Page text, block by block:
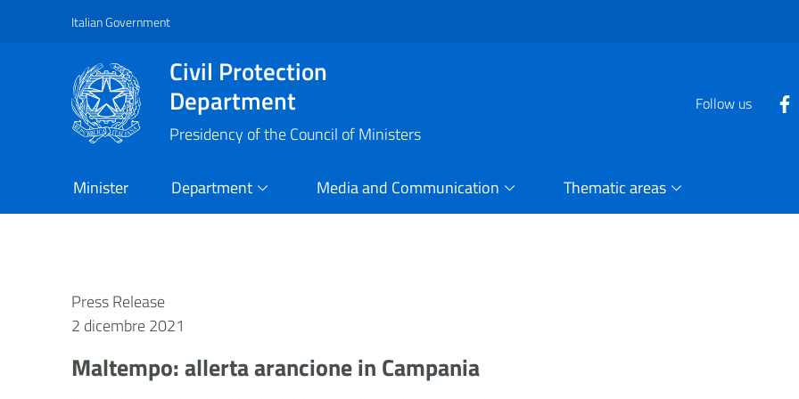
Vai al contenuto principale
Raggiungi il piè di pagina
Italian Government
Civil Protection
Department
Presidency of the Council of Ministers
Follow us
Minister Department Media and Communication Thematic areas
Press Release
2 dicembre 2021
Maltempo: allerta arancione in Campania